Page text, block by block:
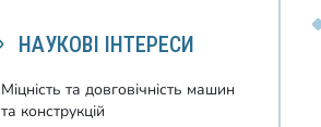
НАУКОВІ ІНТЕРЕСИ
Міцність та довговічність машин
та конструкцій